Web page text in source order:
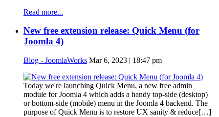
Read more...
New free extension release: Quick Menu (for
Joomla 4)
Blog - JoomlaWorks Mar 6, 2023 | 18:47 pm
Today we're launching Quick Menu, a new free admin
module for Joomla 4 which adds a handy top-side (desktop)
or bottom-side (mobile) menu in the Joomla 4 backend. The
purpose of Quick Menu is to restore UX sanity & reduce[…]